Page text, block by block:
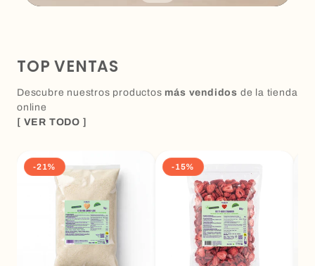
TOP VENTAS
Descubre nuestros productos más vendidos de la tienda
online
[ VER TODO ]
-21% -15%